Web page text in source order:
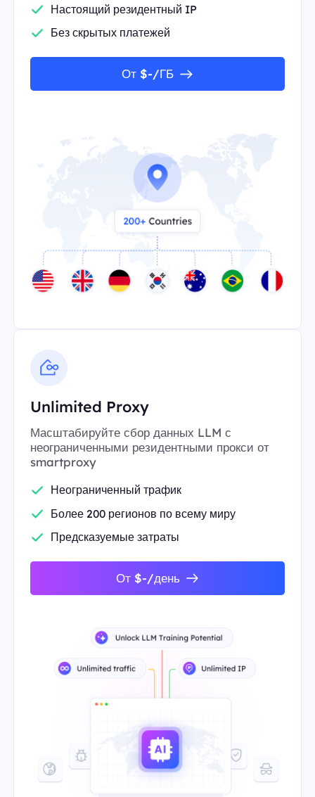
Настоящий резидентный IP
Без скрытых платежей
От $-/ГБ
Unlimited Proxy
Масштабируйте сбор данных LLM с
неограниченными резидентными прокси от
smartproxy
Неограниченный трафик
Более 200 регионов по всему миру
Предсказуемые затраты
От $-/день